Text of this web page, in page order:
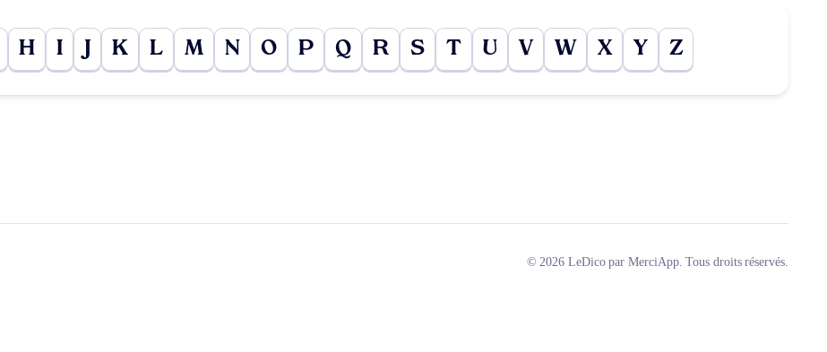
H I K L M N O P Q R S T U V W X Y Z
© 2026 LeDico par MerciApp. Tous droits réservés.